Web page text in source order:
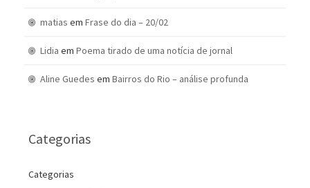
matias em Frase do dia – 20/02
Lidia em Poema tirado de uma notícia de jornal
Aline Guedes em Bairros do Rio – análise profunda
Categorias
Categorias